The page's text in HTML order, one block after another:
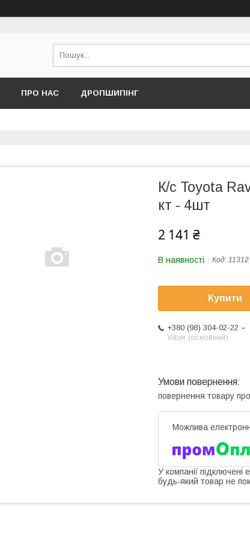
ПРО НАС ДРОПШИПІНГ
К/с Toyota
кт - 4шт
2 141 ₴
В наявності Код:
Купити
+380 (98) 304-02-22
Viber (основний)
повернення товару
У компанії підключені
будь-який товар не